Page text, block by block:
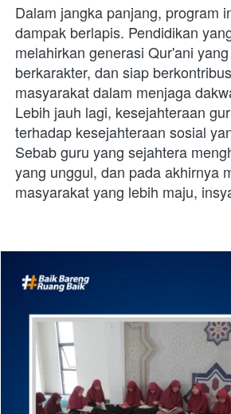
Dalam jangka panjang, program
dampak berlapis. Pendidikan
melahirkan generasi Qur'ani
berkarakter, dan siap
masyarakat dalam menjaga
Lebih jauh lagi, kesejahteraan
terhadap kesejahteraan sosial
Sebab guru yang sejahtera
yang unggul, dan pada akhirnya
masyarakat yang lebih maju,